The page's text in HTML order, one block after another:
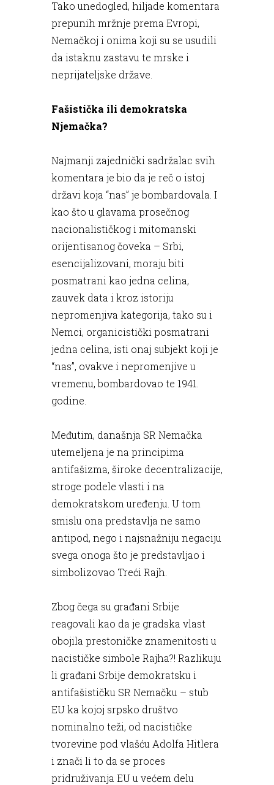
Tako unedogled, hiljade komentara
prepunih mržnje prema Evropi,
Nemačkoj i onima koji su se usudili
da istaknu zastavu te mrske i
neprijateljske države.
Fašistička ili demokratska
Njemačka?
Najmanji zajednički sadržalac svih
komentara je bio da je reč o istoj
državi koja “nas” je bombardovala. I
kao što u glavama prosečnog
nacionalističkog i mitomanski
orijentisanog čoveka – Srbi,
esencijalizovani, moraju biti
posmatrani kao jedna celina,
zauvek data i kroz istoriju
nepromenjiva kategorija, tako su i
Nemci, organicistički posmatrani
jedna celina, isti onaj subjekt koji je
“nas”, ovakve i nepromenjive u
vremenu, bombardovao te 1941.
godine.
Međutim, današnja SR Nemačka
utemeljena je na principima
antifašizma, široke decentralizacije,
stroge podele vlasti i na
demokratskom uređenju. U tom
smislu ona predstavlja ne samo
antipod, nego i najsnažniju negaciju
svega onoga što je predstavljao i
simbolizovao Treći Rajh.
Zbog čega su građani Srbije
reagovali kao da je gradska vlast
obojila prestoničke znamenitosti u
nacističke simbole Rajha?! Razlikuju
li građani Srbije demokratsku i
antifašističku SR Nemačku – stub
EU ka kojoj srpsko društvo
nominalno teži, od nacističke
tvorevine pod vlašću Adolfa Hitlera
i znači li to da se proces
pridruživanja EU u većem delu